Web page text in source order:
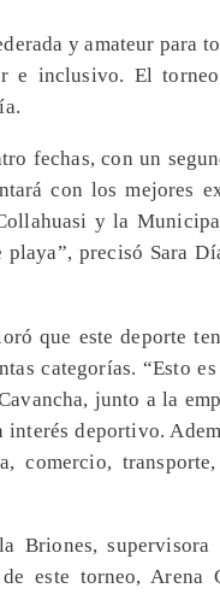
y amateur para
e inclusivo. El
fechas, con un
con los mejores
y la
precisó Sara
que este deporte
categorías. “Esto
junto a la
deportivo.
comercio,
Briones, supervisora
este torneo, Arena